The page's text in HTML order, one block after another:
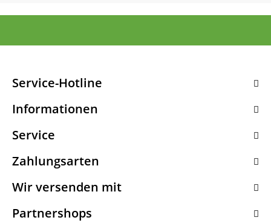
Service-Hotline
Informationen
Service
Zahlungsarten
Wir versenden mit
Partnershops